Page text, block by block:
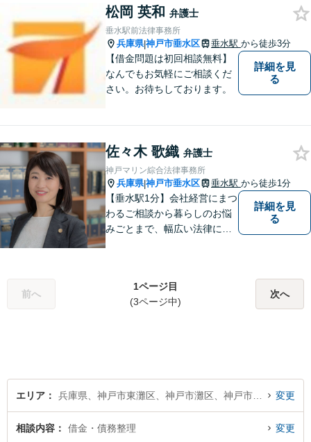
解決金1000万円の獲得実績！
法人向け研修講師を務める
【休日・夜間面談】神戸駅4分
松岡 英和 弁護士
垂水駅前法律事務所
兵庫県|神戸市垂水区 垂水駅 から徒歩3分
【借金問題は初回相談無料】
なんでもお気軽にご相談くだ
さい。お待ちしております。
詳細を見
る
佐々木 歌織 弁護士
神戸マリン綜合法律事務所
兵庫県|神戸市垂水区 垂水駅 から徒歩1分
【垂水駅1分】会社経営にまつ
わるご相談から暮らしのお悩
みごとまで、幅広い法律にま
ますので、悩まれる前に、お
早めにご相談ください。
詳細を見
る
前へ
1ページ目
(3ページ中)
次へ
エリア 変更
相談内容 借金・債務整理 変更